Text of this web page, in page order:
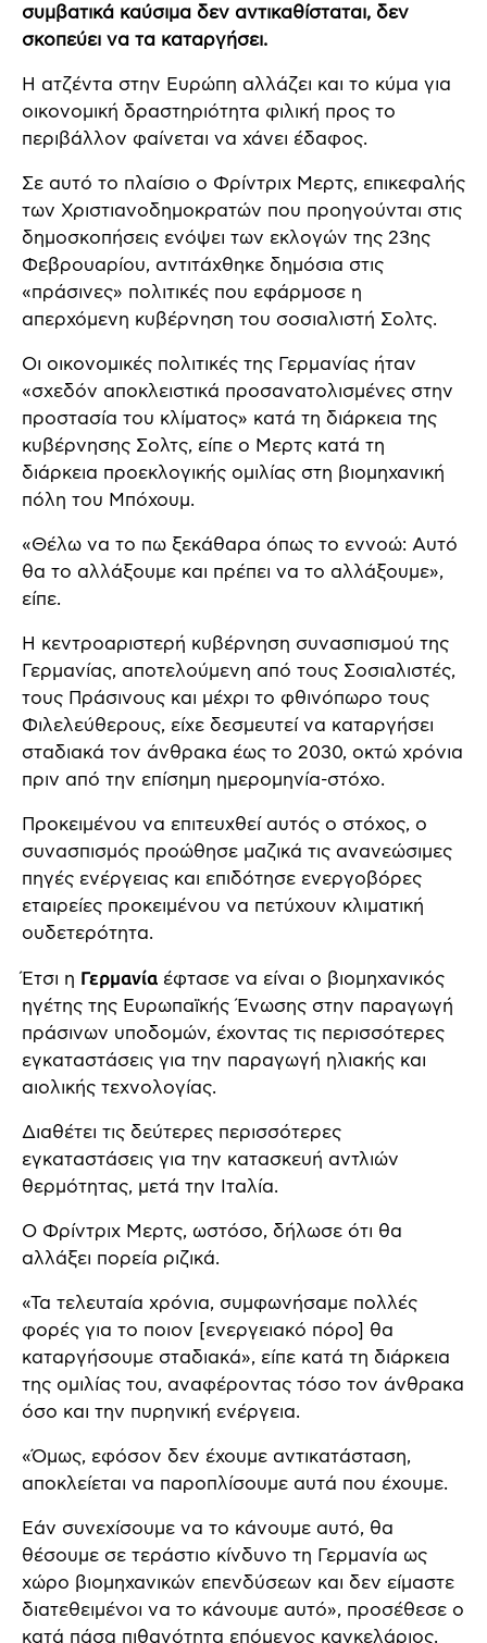
συμβατικά καύσιμα δεν αντικαθίσταται, δεν
σκοπεύει να τα καταργήσει.
Η ατζέντα στην Ευρώπη αλλάζει και το κύμα για
οικονομική δραστηριότητα φιλική προς το
περιβάλλον φαίνεται να χάνει έδαφος.
Σε αυτό το πλαίσιο ο Φρίντριχ Μερτς, επικεφαλής
των Χριστιανοδημοκρατών που προηγούνται στις
δημοσκοπήσεις ενόψει των εκλογών της 23ης
Φεβρουαρίου, αντιτάχθηκε δημόσια στις
«πράσινες» πολιτικές που εφάρμοσε η
απερχόμενη κυβέρνηση του σοσιαλιστή Σολτς.
Οι οικονομικές πολιτικές της Γερμανίας ήταν
«σχεδόν αποκλειστικά προσανατολισμένες στην
προστασία του κλίματος» κατά τη διάρκεια της
κυβέρνησης Σολτς, είπε ο Μερτς κατά τη
διάρκεια προεκλογικής ομιλίας στη βιομηχανική
πόλη του Μπόχουμ.
«Θέλω να το πω ξεκάθαρα όπως το εννοώ: Αυτό
θα το αλλάξουμε και πρέπει να το αλλάξουμε»,
είπε.
Η κεντροαριστερή κυβέρνηση συνασπισμού της
Γερμανίας, αποτελούμενη από τους Σοσιαλιστές,
τους Πράσινους και μέχρι το φθινόπωρο τους
Φιλελεύθερους, είχε δεσμευτεί να καταργήσει
σταδιακά τον άνθρακα έως το 2030, οκτώ χρόνια
πριν από την επίσημη ημερομηνία-στόχο.
Προκειμένου να επιτευχθεί αυτός ο στόχος, ο
συνασπισμός προώθησε μαζικά τις ανανεώσιμες
πηγές ενέργειας και επιδότησε ενεργοβόρες
εταιρείες προκειμένου να πετύχουν κλιματική
ουδετερότητα.
Έτσι η Γερμανία έφτασε να είναι ο βιομηχανικός
ηγέτης της Ευρωπαϊκής Ένωσης στην παραγωγή
πράσινων υποδομών, έχοντας τις περισσότερες
εγκαταστάσεις για την παραγωγή ηλιακής και
αιολικής τεχνολογίας.
Διαθέτει τις δεύτερες περισσότερες
εγκαταστάσεις για την κατασκευή αντλιών
θερμότητας, μετά την Ιταλία.
Ο Φρίντριχ Μερτς, ωστόσο, δήλωσε ότι θα
αλλάξει πορεία ριζικά.
«Τα τελευταία χρόνια, συμφωνήσαμε πολλές
φορές για το ποιον [ενεργειακό πόρο] θα
καταργήσουμε σταδιακά», είπε κατά τη διάρκεια
της ομιλίας του, αναφέροντας τόσο τον άνθρακα
όσο και την πυρηνική ενέργεια.
«Όμως, εφόσον δεν έχουμε αντικατάσταση,
αποκλείεται να παροπλίσουμε αυτά που έχουμε.
Εάν συνεχίσουμε να το κάνουμε αυτό, θα
θέσουμε σε τεράστιο κίνδυνο τη Γερμανία ως
χώρο βιομηχανικών επενδύσεων και δεν είμαστε
διατεθειμένοι να το κάνουμε αυτό», προσέθεσε ο
κατά πάσα πιθανότητα επόμενος καγκελάριος.